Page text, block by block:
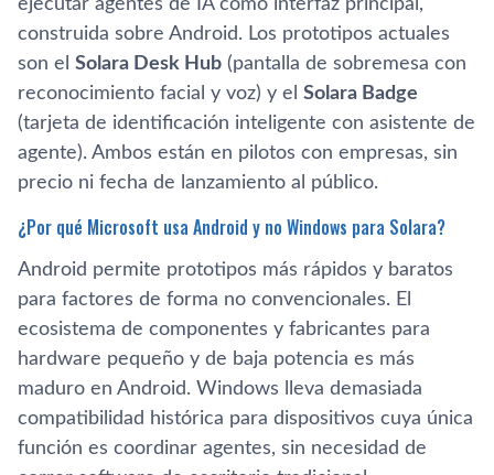
ejecutar agentes de IA como interfaz principal,
construida sobre Android. Los prototipos actuales
son el Solara Desk Hub (pantalla de sobremesa con
reconocimiento facial y voz) y el Solara Badge
(tarjeta de identificación inteligente con asistente de
agente). Ambos están en pilotos con empresas, sin
precio ni fecha de lanzamiento al público.
¿Por qué Microsoft usa Android y no Windows para Solara?
Android permite prototipos más rápidos y baratos
para factores de forma no convencionales. El
ecosistema de componentes y fabricantes para
hardware pequeño y de baja potencia es más
maduro en Android. Windows lleva demasiada
compatibilidad histórica para dispositivos cuya única
función es coordinar agentes, sin necesidad de